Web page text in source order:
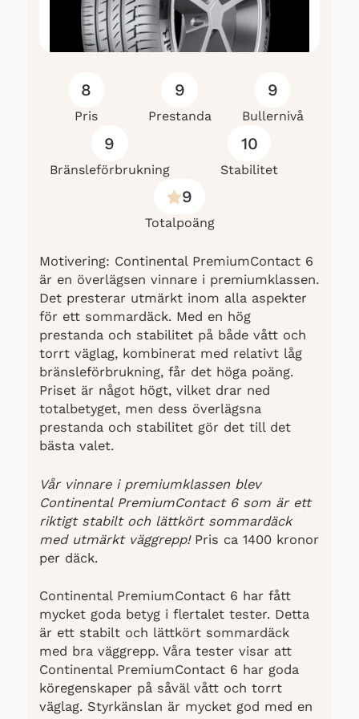
8
Pris
9
Prestanda
9
Bullernivå
9
Bränsleförbrukning
10
Stabilitet
9
Totalpoäng
Motivering: Continental PremiumContact 6
är en överlägsen vinnare i premiumklassen.
Det presterar utmärkt inom alla aspekter
för ett sommardäck. Med en hög
prestanda och stabilitet på både vått och
torrt väglag, kombinerat med relativt låg
bränsleförbrukning, får det höga poäng.
Priset är något högt, vilket drar ned
totalbetyget, men dess överlägsna
prestanda och stabilitet gör det till det
bästa valet.
Vår vinnare i premiumklassen blev
Continental PremiumContact 6 som är ett
riktigt stabilt och lättkört sommardäck
med utmärkt väggrepp! Pris ca 1400 kronor
per däck.
Continental PremiumContact 6 har fått
mycket goda betyg i flertalet tester. Detta
är ett stabilt och lättkört sommardäck
med bra väggrepp. Våra tester visar att
Continental PremiumContact 6 har goda
köregenskaper på såväl vått och torrt
väglag. Styrkänslan är mycket god med en